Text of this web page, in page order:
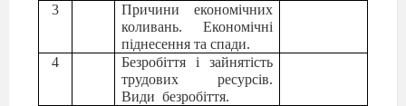
3
Причини економічних
коливань. Економічні
піднесення та спади.
4
Безробіття і зайнятість
трудових ресурсів.
Види безробіття.